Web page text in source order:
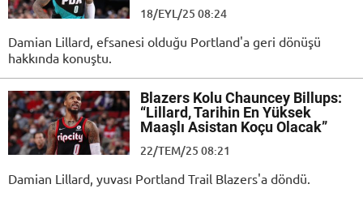
18/EYL/25 08:24
Damian Lillard, efsanesi olduğu Portland'a geri dönüşü
hakkında konuştu.
Blazers Kolu Chauncey Billups:
“Lillard, Tarihin En Yüksek
Maaşlı Asistan Koçu Olacak”
22/TEM/25 08:21
Damian Lillard, yuvası Portland Trail Blazers'a döndü.